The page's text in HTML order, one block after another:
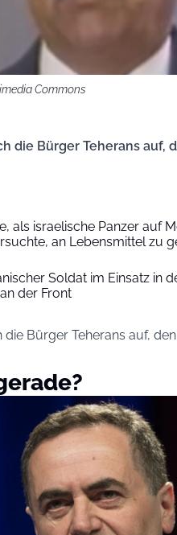
Commons
die Bürger Teherans auf,
als israelische Panzer auf
an Lebensmittel zu
Soldat im Einsatz in
der Front
Bürger Teherans auf,